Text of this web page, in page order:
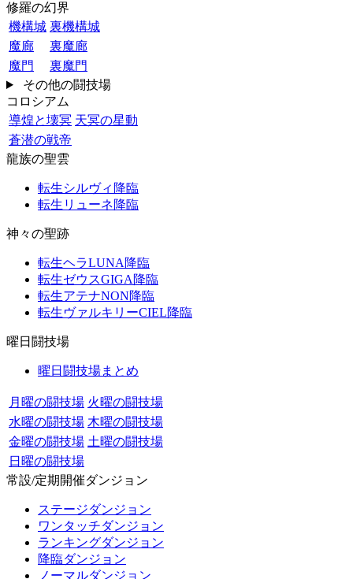
修羅の幻界
機構城 裏機構城
魔廊
裏魔廊
魔門
裏魔門
その他の闘技場
コロシアム
導煌と壊冥 天冥の星動
蒼潜の戦帝
龍族の聖雲
転生シルヴィ降臨
転生リューネ降臨
神々の聖跡
転生ヘラLUNA降臨
転生ゼウスGIGA降臨
転生アテナNON降臨
転生ヴァルキリーCIEL降臨
曜日闘技場
曜日闘技場まとめ
月曜の闘技場 火曜の闘技場
水曜の闘技場 木曜の闘技場
金曜の闘技場 土曜の闘技場
日曜の闘技場
常設/定期開催ダンジョン
ステージダンジョン
ワンタッチダンジョン
ランキングダンジョン
降臨ダンジョン
ノーマルダンジョン